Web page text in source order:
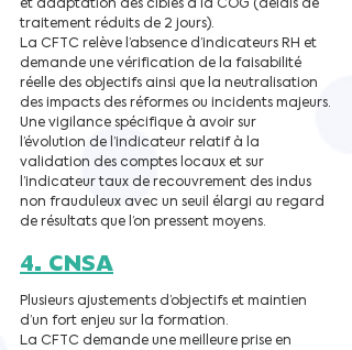
traitement réduits de 2 jours).
La CFTC relève l’absence d’indicateurs RH et
demande une vérification de la faisabilité
réelle des objectifs ainsi que la neutralisation
des impacts des réformes ou incidents majeurs.
Une vigilance spécifique à avoir sur
l’évolution de l’indicateur relatif à la
validation des comptes locaux et sur
l’indicateur taux de recouvrement des indus
non frauduleux avec un seuil élargi au regard
de résultats que l’on pressent moyens.
4. CNSA
Plusieurs ajustements d’objectifs et maintien
d’un fort enjeu sur la formation.
La CFTC demande une meilleure prise en